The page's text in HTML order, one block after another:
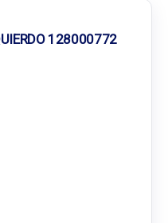
128000772